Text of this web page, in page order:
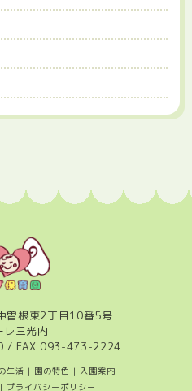
曽根東2丁目10番5号
レ三光内
/ FAX 093-473-2224
生活 | 園の特色 | 入園案内 |
| プライバシーポリシー